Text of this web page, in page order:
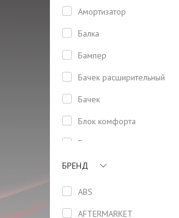
Амортизатор
Балка
Бампер
Бачeк расширительный
Бачек
Блок комфорта
Болт
Бризговик задний левый
Бризговик задний правый
Вентилятор
БРЕНД
ABS
AFTERMARKET